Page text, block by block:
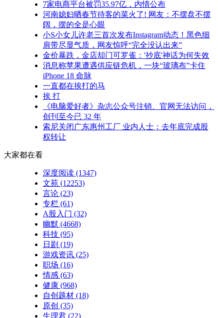
7家电商平台被罚35.97亿，内情公布
河南媳妇晒春节待客的菜火了! 网友：不摆盘不摆
阔，摆的全是心眼
小S小女儿许老三首次发布Instagram动态！黑色细
肩带尽显气质，网友惊呼“完全没认出来”
金价暴跌，金店却门可罗雀：'抄底'神话为何失效
消息称苹果遭遇供应链危机，一块“玻璃布”卡住
iPhone 18 命脉
一直都在挨打的马
挨 打
《电脑爱好者》杂志公众号注销、官网无法访问，
创刊至今已 32 年
索尼关闭广东惠州工厂 业内人士：去年底完成股
权转让
大家都在看
深度阅读 (1347)
文苑 (12253)
言论 (23)
专栏 (61)
A股入门 (32)
幽默 (4668)
科技 (95)
日剧 (19)
游戏资讯 (25)
职场 (16)
情感 (63)
健康 (968)
自创题材 (18)
原创 (35)
生理君 (22)